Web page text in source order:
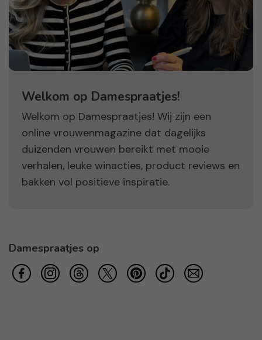
Welkom op Damespraatjes!
Welkom op Damespraatjes! Wij zijn een
online vrouwenmagazine dat dagelijks
duizenden vrouwen bereikt met mooie
verhalen, leuke winacties, product reviews en
bakken vol positieve inspiratie.
Damespraatjes op